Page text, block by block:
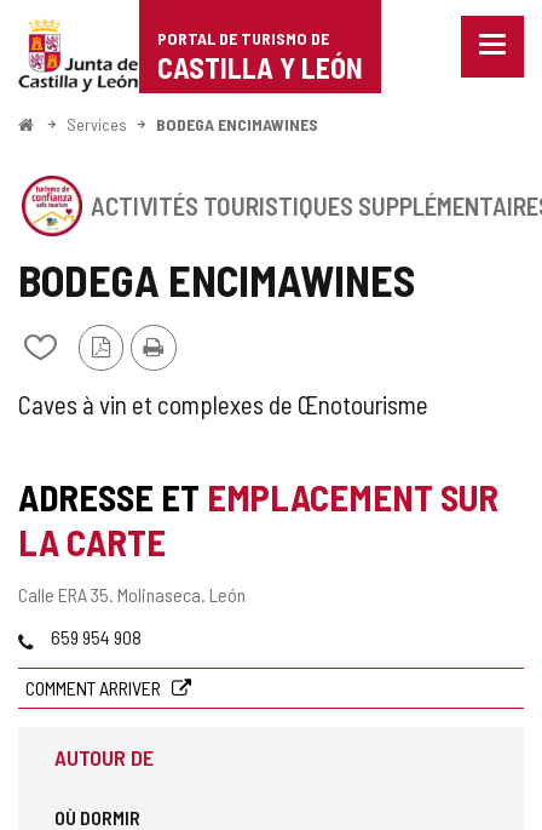
Portal
de
Turismo
de
Castilla
León
PORTAL DE TURISMO DE
CASTILLA Y LEÓN
Menu
<
Services BODEGA ENCIMAWINES
BODEGA ENCIMAWINES
Ajouter/retirer
contenu
de
Version
PDF
Imprimer
ACTIVITÉS TOURISTIQUES
SCEAU
TOURISME
DE
CONFIANCE
établissement
SCEAU
CONFIANCE
TOURISTIQUE
CASTILLA
ACTIVITÉ
COMPLÉMENTAIRE
Caves à vin et complexes de Œnotourisme
ADRESSE ET EMPLACEMENT SUR
LA CARTE
Adresse
Calle ERA 35. Molinaseca. León
Téléphones
659 954 908
COMMENT ARRIVER
AUTOUR DE
OÙ DORMIR